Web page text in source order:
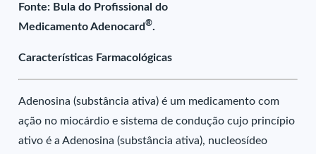
Fonte: Bula do Profissional do
Medicamento Adenocard®.
Características Farmacológicas
Adenosina (substância ativa) é um medicamento com
ação no miocárdio e sistema de condução cujo princípio
ativo é a Adenosina (substância ativa), nucleosídeo